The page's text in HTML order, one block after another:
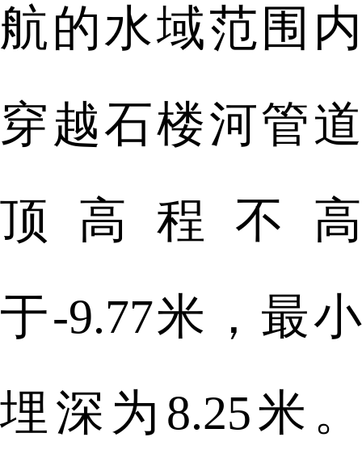
航的水域范围内
穿越石楼河管道
顶高程不高
于-9.77米，最小
埋深为8.25米。